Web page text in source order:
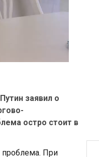
заявил о
остро стоит в
проблема. При